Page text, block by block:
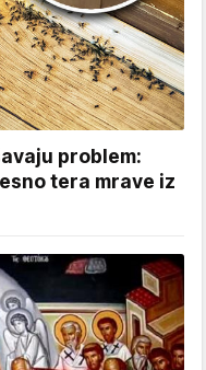
problem:
tera mrave iz